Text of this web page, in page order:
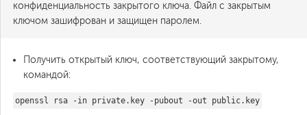
конфиденциальность закрытого ключа. Файл с закрытым
ключом зашифрован и защищен паролем.
Получить открытый ключ, соответствующий закрытому,
командой:
openssl rsa -in private.key -pubout -out public.key